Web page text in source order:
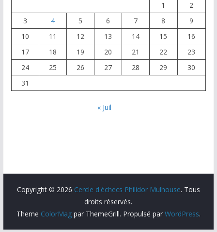
1
2
3
4 5 6 7 8
9
10
11 12 13 14 15
16
17
18 19 20 21 22
23
24
25 26 27 28 29
30
31
« Juil
Copyright © 2026 Cercle d'échecs Philidor Mulhouse. Tous
droits réservés.
Theme ColorMagpar ThemeGrill. Propulsé par WordPress.